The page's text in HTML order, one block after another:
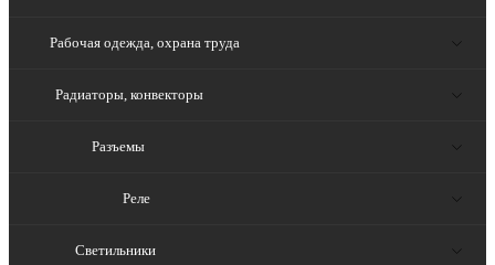
Рабочая одежда, охрана труда
Радиаторы, конвекторы
Разъемы
Реле
Светильники